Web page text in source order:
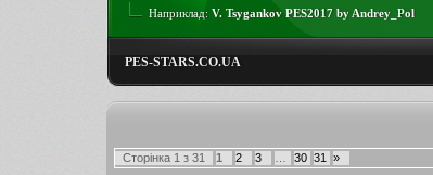
Наприклад: V. Tsygankov PES2017 by Andrey_Pol
PES-STARS.CO.UA
Сторінка 1 з 31 1 2 3 30 31 »